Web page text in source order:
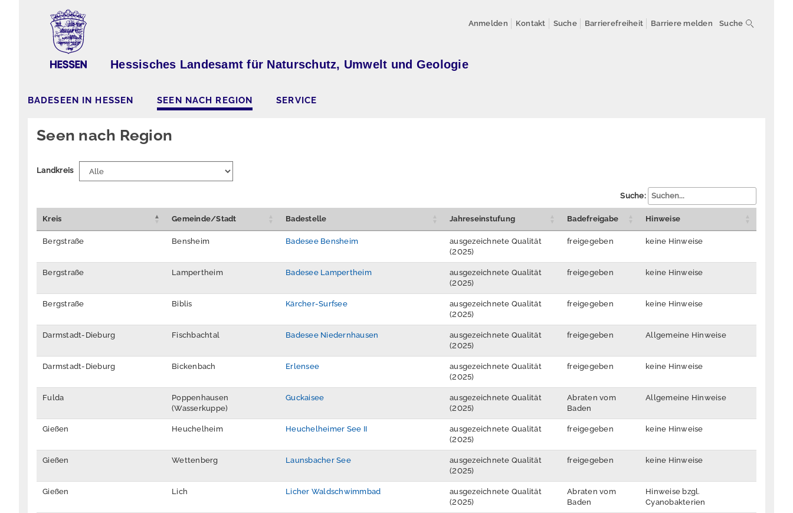
Anmelden Kontakt Suche Barrierefreiheit Barriere melden Suche
eingeben
Hessisches Landesamt für Naturschutz, Umwelt und Geologie
BADESEEN IN HESSEN SEEN NACH REGION SERVICE
Seen nach Region
Landkreis
Suche:
Kreis Gemeinde/Stadt Badestelle Jahreseinstufung Badefreigabe Hinweise
Bergstraße Bensheim Badesee Bensheim
ausgezeichnete Qualität
(2025)
freigegeben keine Hinweise
Bergstraße Lampertheim Badesee Lampertheim
ausgezeichnete Qualität
(2025)
freigegeben keine Hinweise
Bergstraße Biblis Kärcher-Surfsee
ausgezeichnete Qualität
(2025)
freigegeben keine Hinweise
Darmstadt-Dieburg Fischbachtal Badesee Niedernhausen
ausgezeichnete Qualität
(2025)
freigegeben Allgemeine Hinweise
Darmstadt-Dieburg Bickenbach Erlensee
ausgezeichnete Qualität
(2025)
freigegeben keine Hinweise
Fulda
Poppenhausen
(Wasserkuppe)
Guckaisee
ausgezeichnete Qualität
(2025)
Abraten vom
Baden
Allgemeine Hinweise
Gießen Heuchelheim Heuchelheimer See II
ausgezeichnete Qualität
(2025)
freigegeben keine Hinweise
Gießen Wettenberg Launsbacher See
ausgezeichnete Qualität
(2025)
freigegeben keine Hinweise
Gießen Lich Licher Waldschwimmbad
ausgezeichnete Qualität
(2025)
Abraten vom
Baden
Hinweise bzgl.
Cyanobakterien